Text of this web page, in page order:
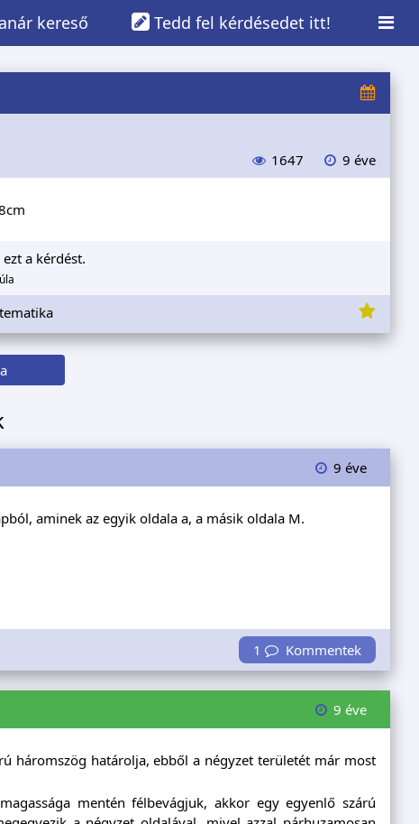
Tedd fel kérdésedet itt!
kereső
1647 9 éve
a kérdést.
9 éve
aminek az egyik oldala a, a másik oldala M.
1 Kommentek
9 éve
háromszög határolja, ebből a négyzet területét már most
mentén félbevágjuk, akkor egy egyenlő szárú